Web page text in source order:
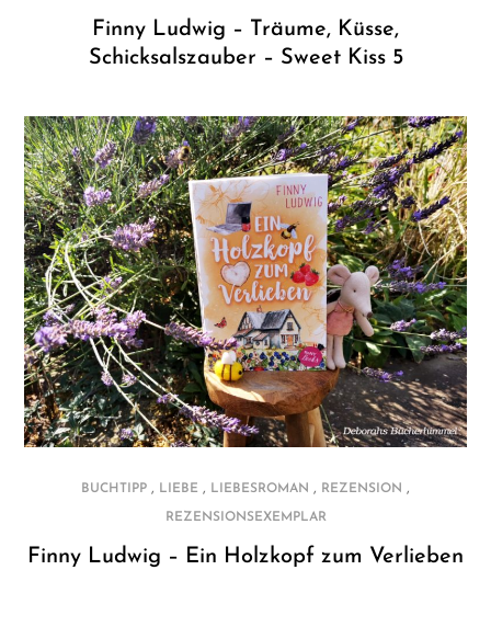
Finny Ludwig – Träume, Küsse,
Schicksalszauber – Sweet Kiss 5
BUCHTIPP , LIEBE , LIEBESROMAN , REZENSION ,
REZENSIONSEXEMPLAR
Finny Ludwig – Ein Holzkopf zum Verlieben